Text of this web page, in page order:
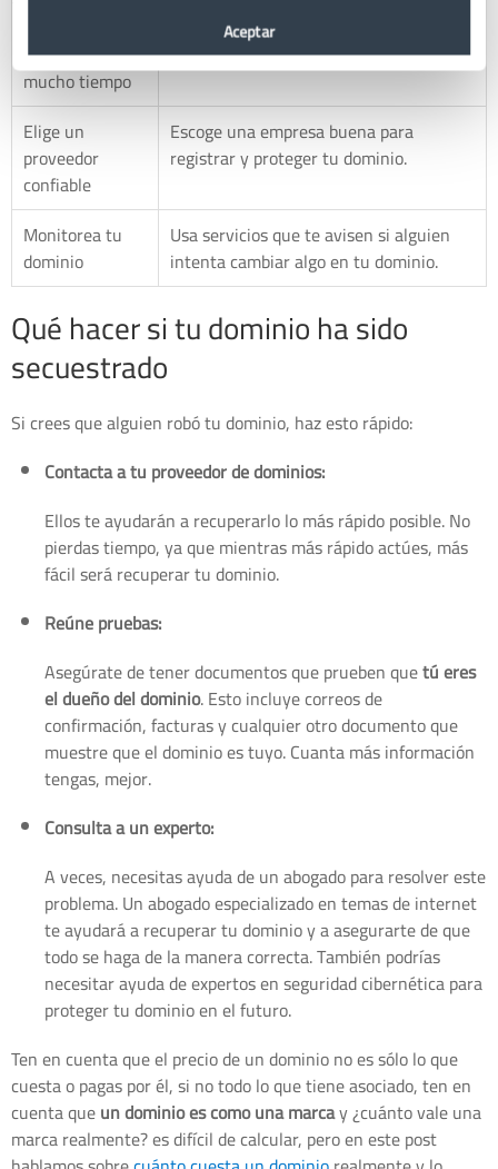
dominio por
mucho tiempo
Registrar el dominio por varios años te
da tranquilidad y reduce riesgos.
Elige un
proveedor
confiable
Escoge una empresa buena para
registrar y proteger tu dominio.
Monitorea tu
dominio
Usa servicios que te avisen si alguien
intenta cambiar algo en tu dominio.
Qué hacer si tu dominio ha sido
secuestrado
Si crees que alguien robó tu dominio, haz esto rápido:
Contacta a tu proveedor de dominios:
Ellos te ayudarán a recuperarlo lo más rápido posible. No
pierdas tiempo, ya que mientras más rápido actúes, más
fácil será recuperar tu dominio.
Reúne pruebas:
Asegúrate de tener documentos que prueben quetú eres
el dueño del dominio. Esto incluye correos de
confirmación, facturas y cualquier otro documento que
muestre que el dominio es tuyo. Cuanta más información
tengas, mejor.
Consulta a un experto:
A veces, necesitas ayuda de un abogado para resolver este
problema. Un abogado especializado en temas de internet
te ayudará a recuperar tu dominio y a asegurarte de que
todo se haga de la manera correcta. También podrías
necesitar ayuda de expertos en seguridad cibernética para
proteger tu dominio en el futuro.
Ten en cuenta que el precio de un dominio no es sólo lo que
cuesta o pagas por él, si no todo lo que tiene asociado, ten en
cuenta queun dominio es como una marcay ¿cuánto vale una
marca realmente? es difícil de calcular, pero en este post
Aceptar